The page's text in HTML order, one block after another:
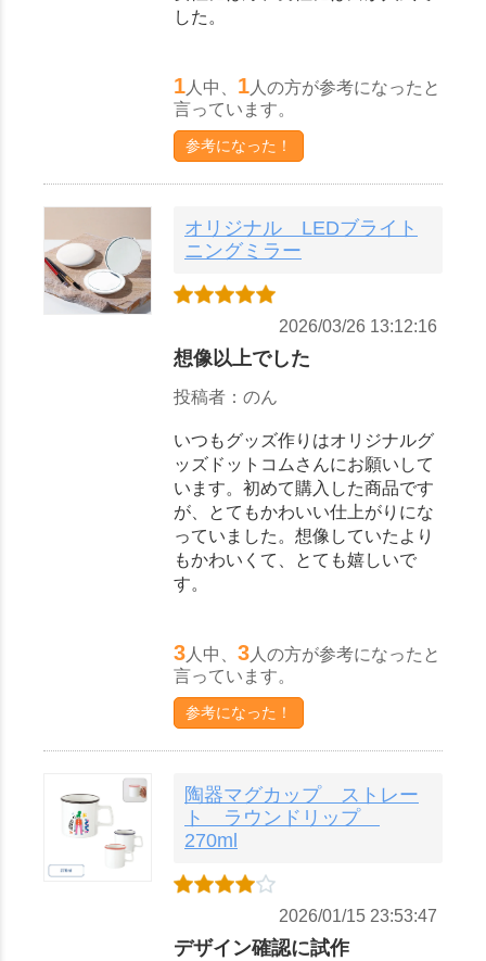
した。
1 人中、 1 人の方が参考になったと
言っています。
参考になった！
オリジナル LEDブライト
ニングミラー
2026/03/26 13:12:16
想像以上でした
投稿者：のん
いつもグッズ作りはオリジナルグ
ッズドットコムさんにお願いして
います。初めて購入した商品です
が、とてもかわいい仕上がりにな
っていました。想像していたより
もかわいくて、とても嬉しいで
す。
3 人中、 3 人の方が参考になったと
言っています。
参考になった！
陶器マグカップ ストレー
ト ラウンドリップ
270ml
2026/01/15 23:53:47
デザイン確認に試作